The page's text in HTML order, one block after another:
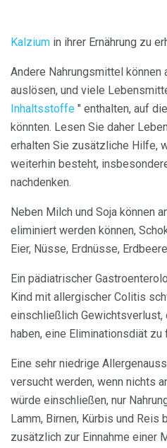
Kalzium in ihrer Ernährung zu
Andere Nahrungsmittel
auslösen, und viele
Inhaltsstoffe " enthalten, auf
könnten. Lesen Sie daher
erhalten Sie zusätzliche Hilfe,
weiterhin besteht,
nachdenken.
Neben Milch und Soja können
eliminiert werden können,
Eier, Nüsse, Erdnüsse,
Ein pädiatrischer
Kind mit allergischer Colitis
einschließlich Gewichtsverlust,
haben, eine Eliminationsdiät
Eine sehr niedrige
versucht werden, wenn nichts
würde einschließen, nur
Lamm, Birnen, Kürbis und
zusätzlich zur Einnahme einer